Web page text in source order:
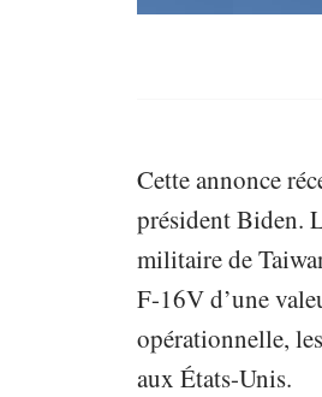
Cette annonce
président Biden.
militaire de
F-16V d’une
opérationnelle,
aux États-Unis.